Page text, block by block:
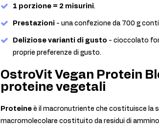
1 porzione = 2 misurini.
Prestazioni - una confezione da 700 g
Deliziose varianti di gusto - cioccolato
proprie preferenze di gusto.
OstroVit Vegan Protein
proteine vegetali
Proteine è il macronutriente che costituisce la
macromolecolare costituito da residui di